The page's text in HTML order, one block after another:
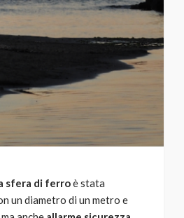
sfera di ferroè stata
un diametro di un metro e